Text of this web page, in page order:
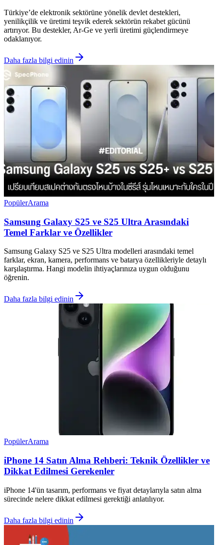
Türkiye’de elektronik sektörüne yönelik devlet destekleri,
yenilikçilik ve üretimi teşvik ederek sektörün rekabet gücünü
artırıyor. Bu destekler, Ar-Ge ve yerli üretimi güçlendirmeye
odaklanıyor.
Daha fazla bilgi edinin
PopülerArama
Samsung Galaxy S25 ve S25 Ultra Arasındaki
Temel Farklar ve Özellikler
Samsung Galaxy S25 ve S25 Ultra modelleri arasındaki temel
farklar, ekran, kamera, performans ve batarya özellikleriyle detaylı
karşılaştırma. Hangi modelin ihtiyaçlarınıza uygun olduğunu
öğrenin.
Daha fazla bilgi edinin
PopülerArama
iPhone 14 Satın Alma Rehberi: Teknik Özellikler ve
Dikkat Edilmesi Gerekenler
iPhone 14'ün tasarım, performans ve fiyat detaylarıyla satın alma
sürecinde nelere dikkat edilmesi gerektiği anlatılıyor.
Daha fazla bilgi edinin